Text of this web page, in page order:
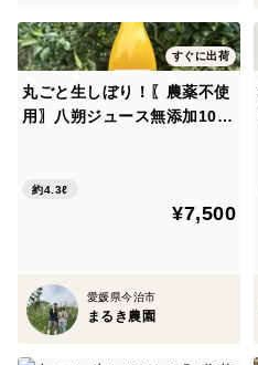
すぐに出荷
丸ごと生しぼり！〖農薬不使
用〗八朔ジュース無添加10
約4.3ℓ
¥7,500
愛媛県今治市
まるき農園